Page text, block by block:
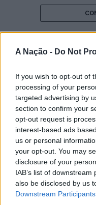
A Nação - Do Not
If you wish to opt-out of
processing of your
targeted advertising by
section to confirm your
opt-out request is
interest-based ads
us or personal
your opt-out. You may
disclosure of your
IAB’s list of
also be disclosed by us
Downstream Participants
O pesquisador afirma
manter a atenção e a
aumentam a sensação
prolongado pode
prejudicar o
Fabiano de Abreu
evidências de que o
genéticas na espécie
afirma, ocorre por
pelo qual os circuitos
resposta às
ATUALIDADE
“Millennium
regressou ao
vitória do
Publicado 2 dias
Ígor Lopes
O “Millennium Estoril
dias 18 e 26 de julho,